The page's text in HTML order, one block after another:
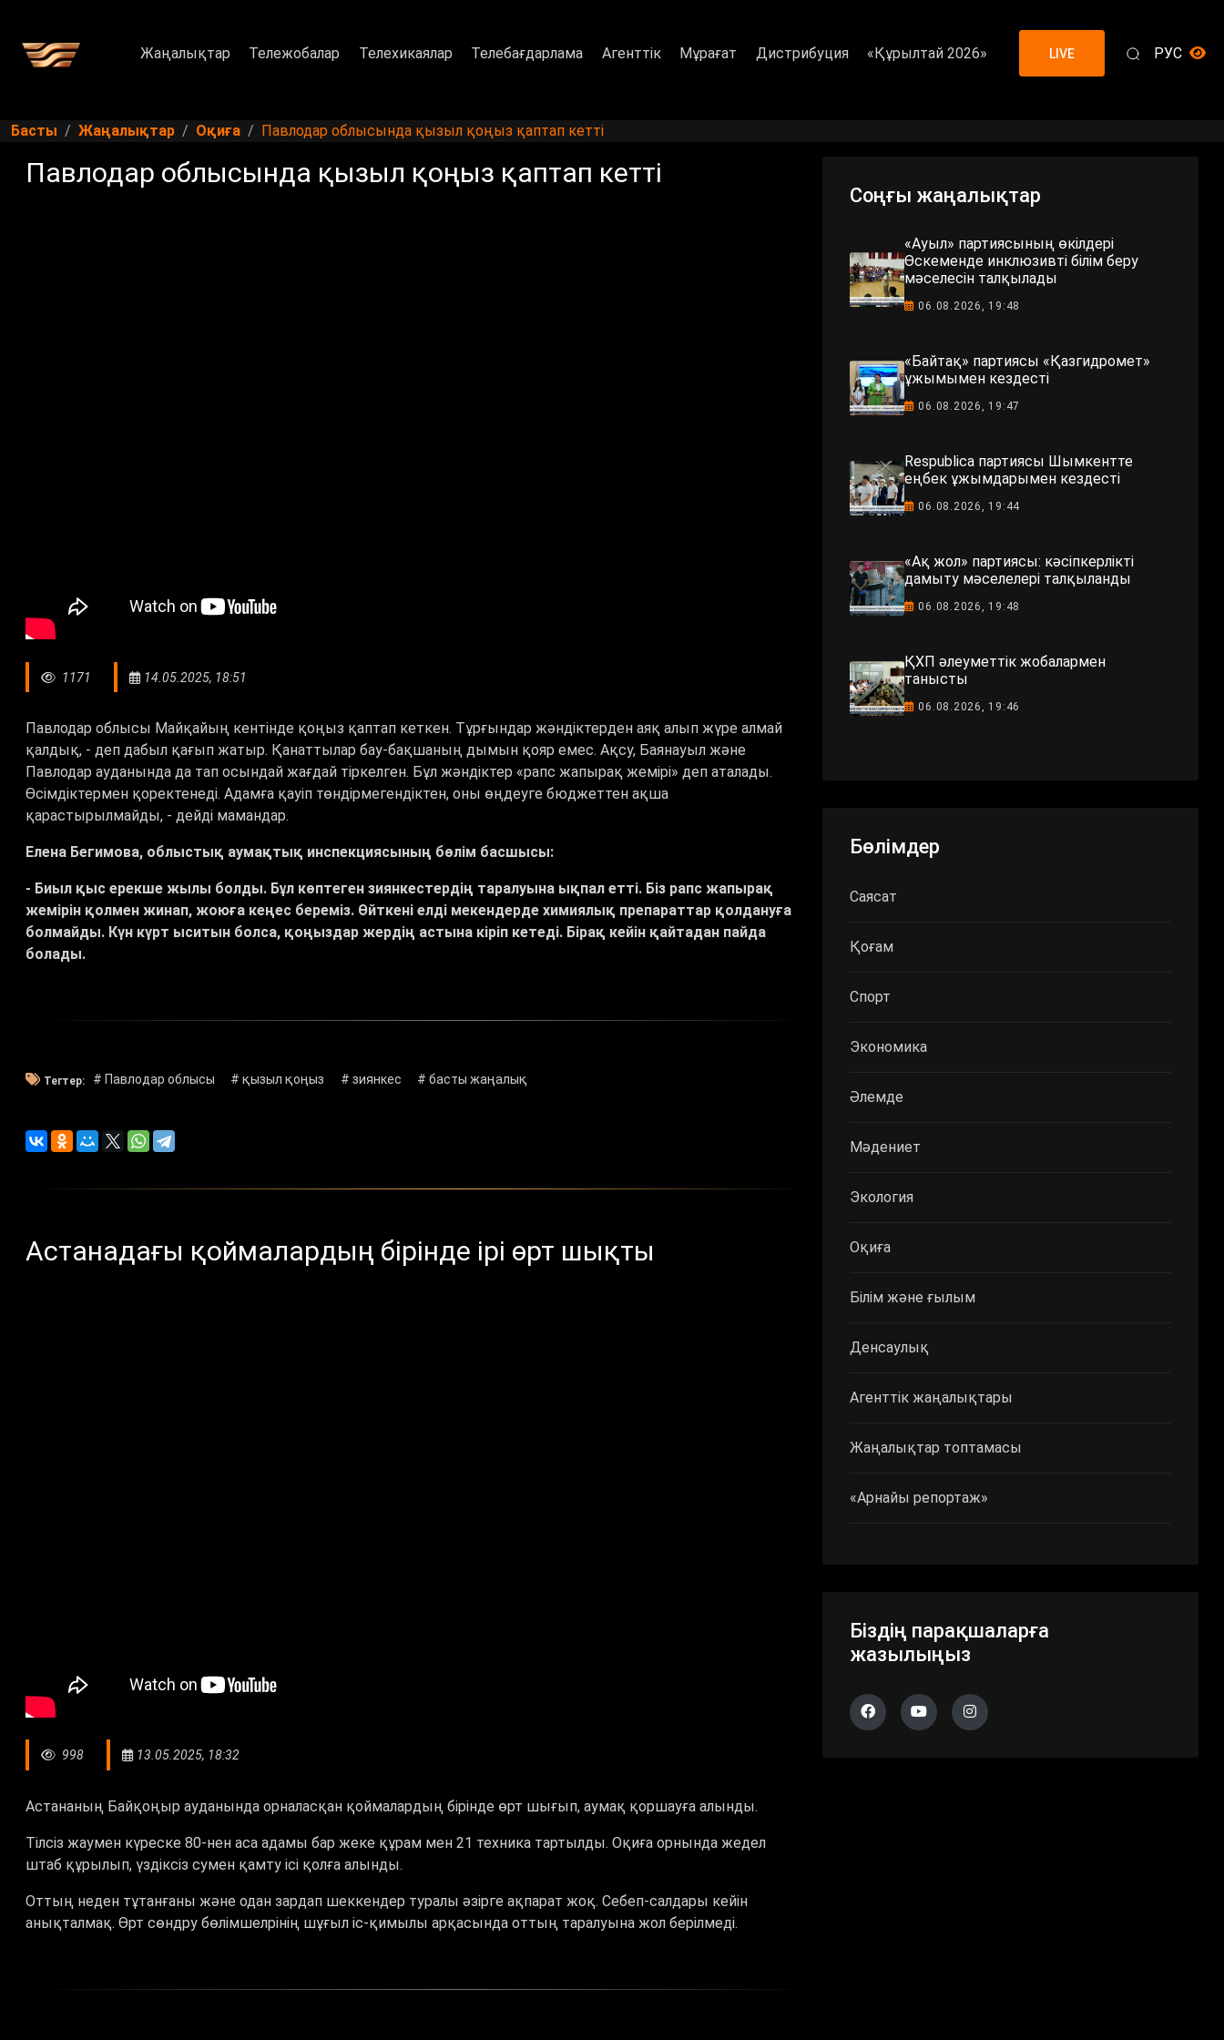
Жаңалықтар Тележобалар Телехикаялар Телебағдарлама Агенттік Мұрағат Дистрибуция «Құрылтай 2026» LIVE РУС
Басты Жаңалықтар Оқиға Павлодар облысында қызыл қоңыз қаптап кетті
Павлодар облысында қызыл қоңыз қаптап кетті
1171 14.05.2025, 18:51
Павлодар облысы Майқайың кентінде қоңыз қаптап кеткен. Тұрғындар жәндіктерден аяқ алып жүре алмай
қалдық, - деп дабыл қағып жатыр. Қанаттылар бау-бақшаның дымын қояр емес. Ақсу, Баянауыл және
Павлодар ауданында да тап осындай жағдай тіркелген. Бұл жәндіктер «рапс жапырақ жемірі» деп аталады.
Өсімдіктермен қоректенеді. Адамға қауіп төндірмегендіктен, оны өңдеуге бюджеттен ақша
қарастырылмайды, - дейді мамандар.
Елена Бегимова, облыстық аумақтық инспекциясының бөлім басшысы:
- Биыл қыс ерекше жылы болды. Бұл көптеген зиянкестердің таралуына ықпал етті. Біз рапс жапырақ
жемірін қолмен жинап, жоюға кеңес береміз. Өйткені елді мекендерде химиялық препараттар қолдануға
болмайды. Күн күрт ыситын болса, қоңыздар жердің астына кіріп кетеді. Бірақ кейін қайтадан пайда
болады.
Тегтер: # Павлодар облысы # қызыл қоңыз # зиянкес # басты жаңалық
Астанадағы қоймалардың бірінде ірі өрт шықты
998 13.05.2025, 18:32
Астананың Байқоңыр ауданында орналасқан қоймалардың бірінде өрт шығып, аумақ қоршауға алынды.
Тілсіз жаумен күреске 80-нен аса адамы бар жеке құрам мен 21 техника тартылды. Оқиға орнында жедел
штаб құрылып, үздіксіз сумен қамту ісі қолға алынды.
Оттың неден тұтанғаны және одан зардап шеккендер туралы әзірге ақпарат жоқ. Себеп-салдары кейін
анықталмақ. Өрт сөндру бөлімшелрінің шұғыл іс-қимылы арқасында оттың таралуына жол берілмеді.
Соңғы жаңалықтар
«Ауыл» партиясының өкілдері
Өскеменде инклюзивті білім беру
мәселесін талқылады
06.08.2026, 19:48
«Байтақ» партиясы «Қазгидромет»
ұжымымен кездесті
06.08.2026, 19:47
Respublica партиясы Шымкентте
еңбек ұжымдарымен кездесті
06.08.2026, 19:44
«Ақ жол» партиясы: кәсіпкерлікті
дамыту мәселелері талқыланды
06.08.2026, 19:48
ҚХП әлеуметтік жобалармен
танысты
06.08.2026, 19:46
Бөлімдер
Саясат
Қоғам
Спорт
Экономика
Әлемде
Мәдениет
Экология
Оқиға
Білім және ғылым
Денсаулық
Агенттік жаңалықтары
Жаңалықтар топтамасы
«Арнайы репортаж»
Біздің парақшаларға
жазылыңыз